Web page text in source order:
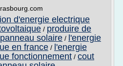
d'energie electrique
/ produire de
solaire / l'energie
en france / l'energie
fonctionnement / cout